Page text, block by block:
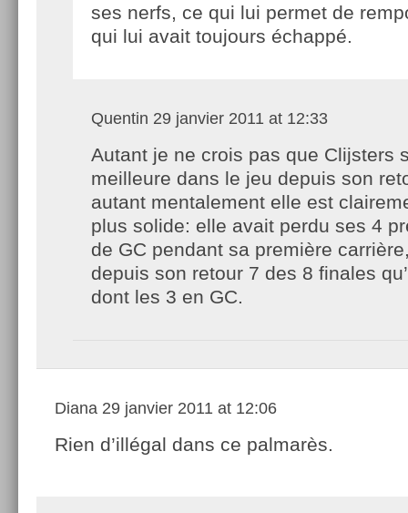
ses nerfs, ce qui lui permet de
qui lui avait toujours échappé.
Quentin 29 janvier 2011 at 12:33
Autant je ne crois pas que Clijsters
meilleure dans le jeu depuis son
autant mentalement elle est
plus solide: elle avait perdu ses 4
de GC pendant sa première
depuis son retour 7 des 8 finales
dont les 3 en GC.
Diana 29 janvier 2011 at 12:06
Rien d’illégal dans ce palmarès.